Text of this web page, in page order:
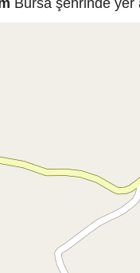
Bursa şehrinde yer